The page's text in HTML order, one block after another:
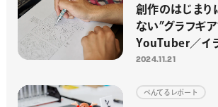
創作のはじまり
ない”グラフギア
YouTuber／イラ
さいとう なおき
2024.11.21
ぺんてるレポート